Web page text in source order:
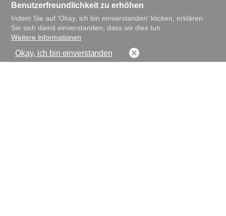
Benutzerfreundlichkeit zu erhöhen
Indem Sie auf 'Okay, ich bin einverstanden' klicken, erklären
Sie sich damit einverstanden, dass wir dies tun.
Weitere Informationen
Okay, ich bin einverstanden